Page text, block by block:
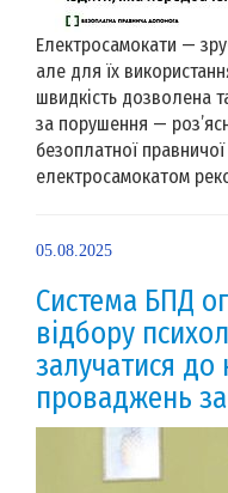
Електросамокати —
але для їх
швидкість дозволена
за порушення —
безоплатної
електросамокатом
05.08.2025
Система БПД
відбору
залучатися до
проваджень